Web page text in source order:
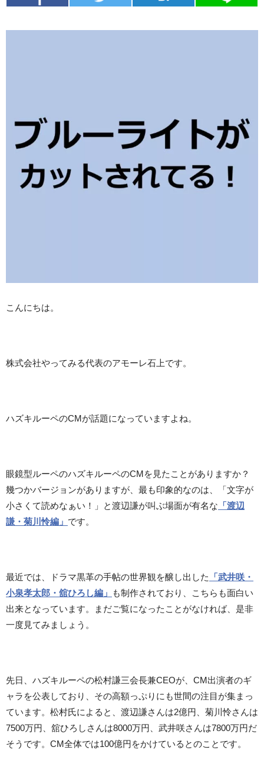
こんにちは。
株式会社やってみる代表のアモーレ石上です。
ハズキルーペのCMが話題になっていますよね。
眼鏡型ルーペのハズキルーペのCMを見たことがありますか？
幾つかバージョンがありますが、最も印象的なのは、「文字が
小さくて読めなぁい！」と渡辺謙が叫ぶ場面が有名な 「渡辺
謙・菊川怜編」 です。
最近では、ドラマ黒革の手帖の世界観を醸し出した
「武井咲・
小泉孝太郎・舘ひろし編」
も制作されており、こちらも面白い
出来となっています。まだご覧になったことがなければ、是非
一度見てみましょう。
先日、ハズキルーペの松村謙三会長兼CEOが、CM出演者のギ
ャラを公表しており、その高額っぷりにも世間の注目が集まっ
ています。松村氏によると、渡辺謙さんは2億円、菊川怜さんは
7500万円、舘ひろしさんは8000万円、武井咲さんは7800万円だ
そうです。CM全体では100億円をかけているとのことです。